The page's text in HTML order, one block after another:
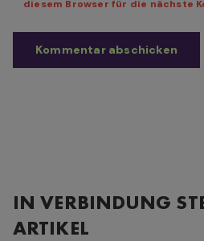
diesem Browser für die nächste
IN VERBINDUNG
ARTIKEL